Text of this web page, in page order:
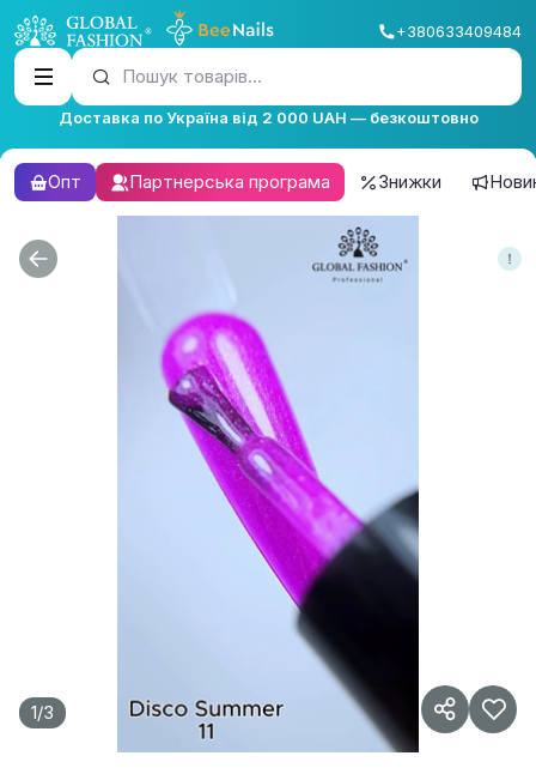
+380633409484
Пошук товарів...
Доставка по Україна від 2 000 UAH — безкоштовно
Опт Партнерська програма Знижки
1/3